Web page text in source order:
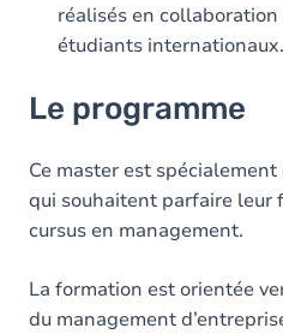
réalisés en
étudiants internationaux.
Le programme
Ce master est
qui souhaitent parfaire leur
cursus en management.
La formation est orientée
du management